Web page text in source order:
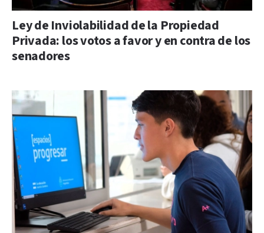
Ley de Inviolabilidad de la Propiedad
Privada: los votos a favor y en contra de los
senadores